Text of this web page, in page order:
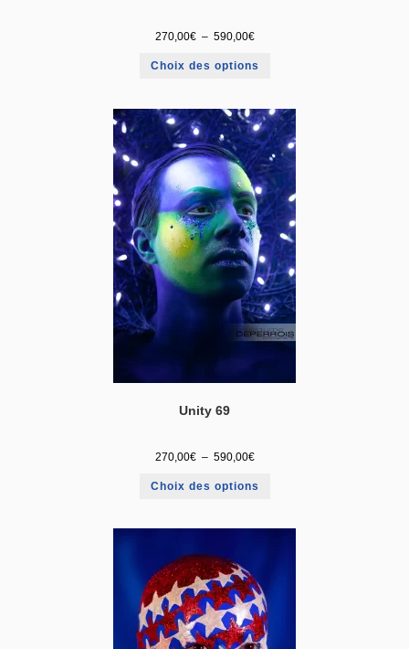
270,00€ – 590,00€
Choix des options
Unity 69
270,00€ – 590,00€
Choix des options